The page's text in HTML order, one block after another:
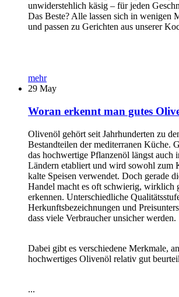
unwiderstehlich käsig – für jeden
Das Beste? Alle lassen sich in wenigen
und passen zu Gerichten aus unserer
mehr
29 May
Woran erkennt man gutes
Olivenöl gehört seit Jahrhunderten zu
Bestandteilen der mediterranen Küche.
das hochwertige Pflanzenöl längst auch
Ländern etabliert und wird sowohl zum
kalte Speisen verwendet. Doch gerade
Handel macht es oft schwierig, wirklich
erkennen. Unterschiedliche
Herkunftsbezeichnungen und
dass viele Verbraucher unsicher werden.
Dabei gibt es verschiedene Merkmale,
hochwertiges Olivenöl relativ gut
...